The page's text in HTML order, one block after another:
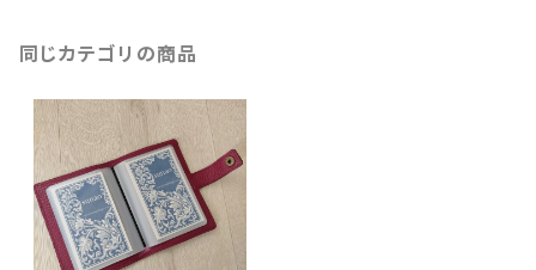
同じカテゴリの商品